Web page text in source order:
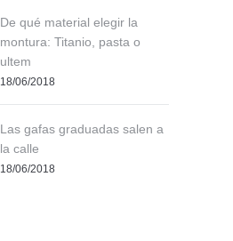
De qué material elegir la
montura: Titanio, pasta o
ultem
18/06/2018
Las gafas graduadas salen a
la calle
18/06/2018